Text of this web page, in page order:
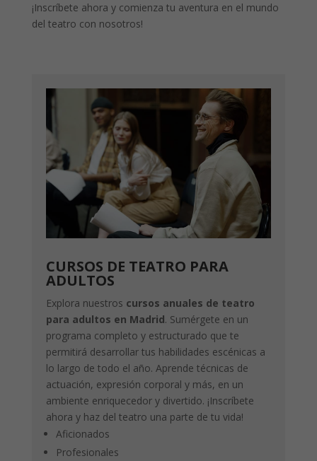
¡Inscríbete ahora y comienza tu aventura en el mundo
del teatro con nosotros!
CURSOS DE TEATRO PARA
ADULTOS
Explora nuestros cursos anuales de teatro
para adultos en Madrid. Sumérgete en un
programa completo y estructurado que te
permitirá desarrollar tus habilidades escénicas a
lo largo de todo el año. Aprende técnicas de
actuación, expresión corporal y más, en un
ambiente enriquecedor y divertido. ¡Inscríbete
ahora y haz del teatro una parte de tu vida!
Aficionados
Profesionales